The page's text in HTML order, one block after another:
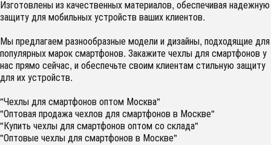
Изготовлены из качественных материалов, обеспечивая надежную
защиту для мобильных устройств ваших клиентов.
Мы предлагаем разнообразные модели и дизайны, подходящие для
популярных марок смартфонов. Закажите чехлы для смартфонов у
нас прямо сейчас, и обеспечьте своим клиентам стильную защиту
для их устройств.
"Чехлы для смартфонов оптом Москва"
"Оптовая продажа чехлов для смартфонов в Москве"
"Купить чехлы для смартфонов оптом со склада"
"Оптовые чехлы для смартфонов в Москве"